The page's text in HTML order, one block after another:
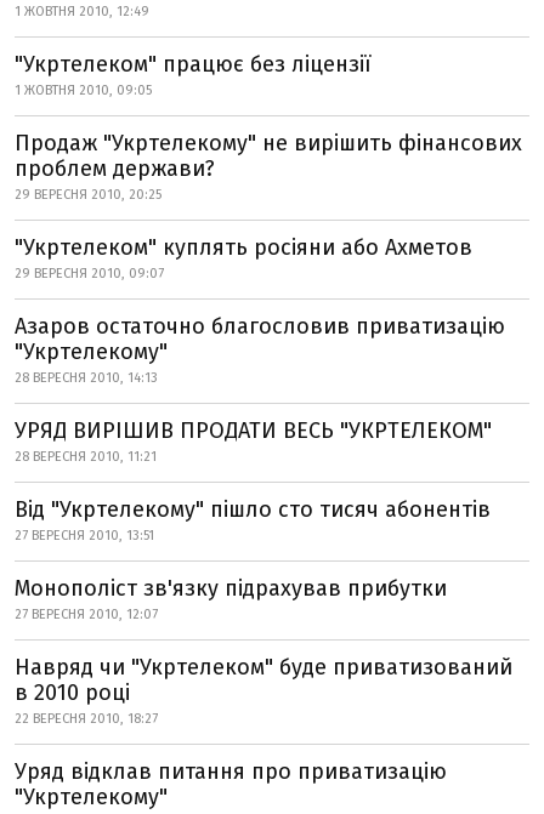
1 ЖОВТНЯ 2010, 12:49
"Укртелеком" працює без ліцензії
1 ЖОВТНЯ 2010, 09:05
Продаж "Укртелекому" не вирішить фінансових
проблем держави?
29 ВЕРЕСНЯ 2010, 20:25
"Укртелеком" куплять росіяни або Ахметов
29 ВЕРЕСНЯ 2010, 09:07
Азаров остаточно благословив приватизацію
"Укртелекому"
28 ВЕРЕСНЯ 2010, 14:13
УРЯД ВИРІШИВ ПРОДАТИ ВЕСЬ "УКРТЕЛЕКОМ"
28 ВЕРЕСНЯ 2010, 11:21
Від "Укртелекому" пішло сто тисяч абонентів
27 ВЕРЕСНЯ 2010, 13:51
Монополіст зв'язку підрахував прибутки
27 ВЕРЕСНЯ 2010, 12:07
Навряд чи "Укртелеком" буде приватизований
в 2010 році
22 ВЕРЕСНЯ 2010, 18:27
Уряд відклав питання про приватизацію
"Укртелекому"